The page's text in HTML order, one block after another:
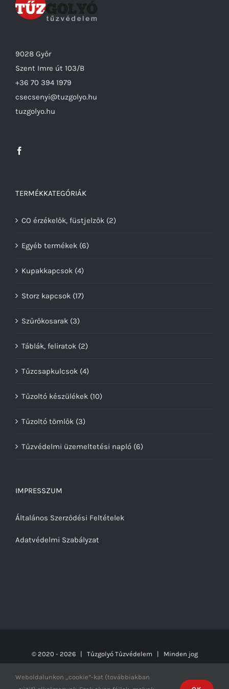
9028 Győr
Szent Imre út 103/B
+36 70 394 1979
csecsenyi@tuzgolyo.hu
tuzgolyo.hu
TERMÉKKATEGÓRIÁK
CO érzékelők, füstjelzők (2)
Egyéb termékek (6)
Kupakkapcsok (4)
Storz kapcsok (17)
Szűrőkosarak (3)
Táblák, feliratok (2)
Tűzcsapkulcsok (4)
Tűzoltó készülékek (10)
Tűzoltó tömlők (3)
Tűzvédelmi üzemeltetési napló (6)
IMPRESSZUM
Általános Szerződési Feltételek
Adatvédelmi Szabályzat
© 2020 - 2026 | Tűzgolyó Tűzvédelem | Minden jog
Weboldalunkon „cookie”-kat (továbbiakban